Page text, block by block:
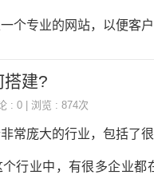
个专业的网站，以便客
站应该以简洁、专业、
搭建?
: 0 | 浏览 : 874次
常庞大的行业，包括了
行业中，有很多企业